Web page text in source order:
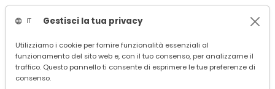
/ Confindustria Ascoli Piceno
/ search
/
IT Gestisci la tua privacy
Utilizziamo i cookie per fornire funzionalità essenziali al
funzionamento del sito web e, con il tuo consenso, per analizzarne il
traffico. Questo pannello ti consente di esprimere le tue preferenze di
consenso.